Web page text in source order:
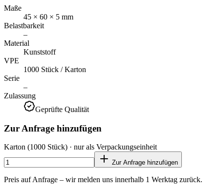
Maße
45 × 60 × 5 mm
Belastbarkeit
–
Material
Kunststoff
VPE
1000 Stück / Karton
Serie
–
Zulassung
Geprüfte Qualität
Zur Anfrage hinzufügen
Karton (1000 Stück) · nur als Verpackungseinheit
Zur Anfrage hinzufügen
Preis auf Anfrage – wir melden uns innerhalb 1 Werktag zurück.